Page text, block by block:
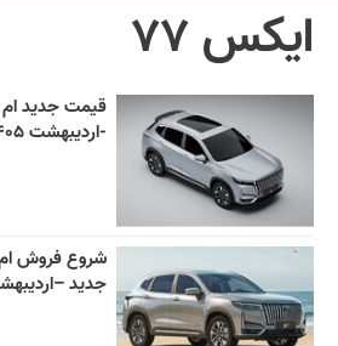
ایکس ۷۷
-اردیبهشت ۱۴۰۵
جدید –اردیبهشت